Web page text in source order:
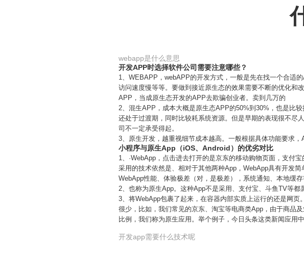
webapp是什么意思
开发APP时选择软件公司需要注意哪些？
1、WEBAPP，webAPP的开发方式，一般是先在找一个合适
访问速度慢等等。要做到接近原生态的效果需要不断的优化和
APP，当成原生态开发的APP去欺骗创业者。卖到几万的
2、混生APP，成本大概是原生态APP的50%到30%，也是比
还处于过渡期，同时比较耗系统资源。但是早期的表现很不尽
司不一定承受得起。
3、原生开发，越重视细节成本越高。一般根据具体功能要求，
小程序与原生App（iOS、Android）的优劣对比
1、·WebApp，点击进去打开的是京东的移动购物页面，支付
采用的技术依然是、相对于其他两种App，WebApp具有开发
WebApp性能、体验极差（对，是极差），系统通知、本地缓存
2、也称为原生App。这种App不是采用、支付宝、斗鱼TV等
3、将WebApp包裹了起来，在容器内部实质上运行的还是网
很少，比如，我们常见的京东、淘宝等电商类App，由于商品
比例，我们称为原生应用。举个例子，今日头条这类新闻应用
开发app需要什么技术呢